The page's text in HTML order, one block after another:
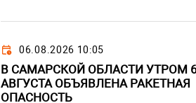
06.08.2026 10:05
В САМАРСКОЙ ОБЛАСТИ УТРОМ
АВГУСТА ОБЪЯВЛЕНА РАКЕТНАЯ
ОПАСНОСТЬ